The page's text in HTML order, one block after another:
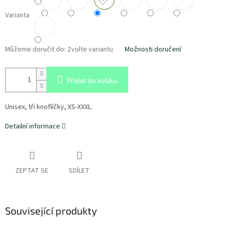
Varianta
Můžeme doručit do: Zvolte variantu Možnosti doručení
Přidat do košíku
Unisex, tři knoflíčky, XS-XXXL.
Detailní informace
ZEPTAT SE SDÍLET
Související produkty